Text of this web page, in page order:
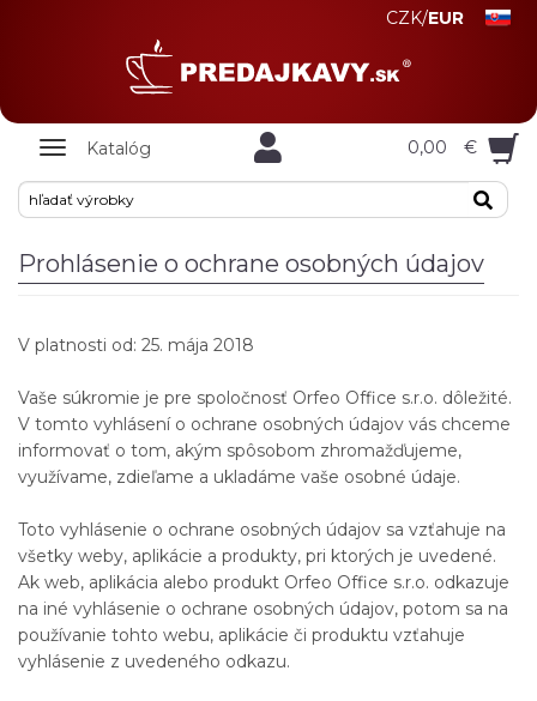
CZK/EUR
Zobrazit
Katalóg 0,00 €
Prohlásenie o ochrane osobných údajov
V platnosti od: 25. mája 2018
Vaše súkromie je pre spoločnosť Orfeo Office s.r.o. dôležité.
V tomto vyhlásení o ochrane osobných údajov vás chceme
informovať o tom, akým spôsobom zhromažďujeme,
využívame, zdieľame a ukladáme vaše osobné údaje.
Toto vyhlásenie o ochrane osobných údajov sa vzťahuje na
všetky weby, aplikácie a produkty, pri ktorých je uvedené.
Ak web, aplikácia alebo produkt Orfeo Office s.r.o. odkazuje
na iné vyhlásenie o ochrane osobných údajov, potom sa na
používanie tohto webu, aplikácie či produktu vzťahuje
vyhlásenie z uvedeného odkazu.